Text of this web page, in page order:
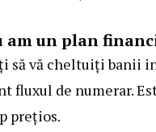
am un plan
să vă cheltuiți banii
fluxul de numerar.
prețios.